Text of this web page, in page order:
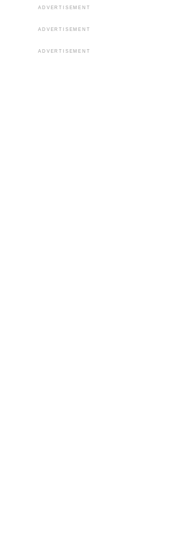
ADVERTISEMENT
ADVERTISEMENT
ADVERTISEMENT